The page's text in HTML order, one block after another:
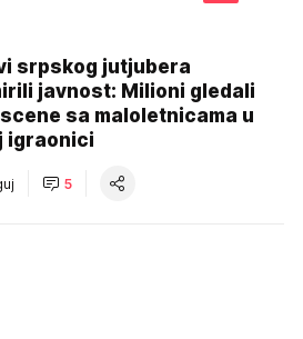
srpskog jutjubera
javnost: Milioni gledali
sa maloletnicama u
igraonici
5